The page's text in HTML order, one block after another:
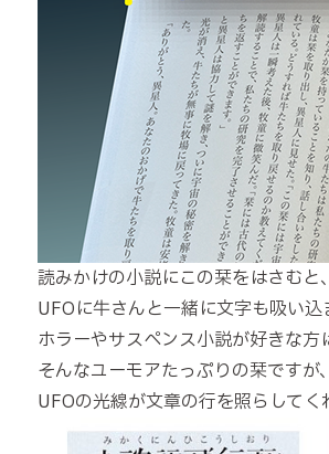
読みかけの小説にこの栞をはさむと
UFOに牛さんと一緒に文字も吸い込
ホラーやサスペンス小説が好きな方
そんなユーモアたっぷりの栞ですが
UFOの光線が文章の行を照らしてく